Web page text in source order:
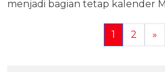
menjadi bagian tetap kalender
1 2 »